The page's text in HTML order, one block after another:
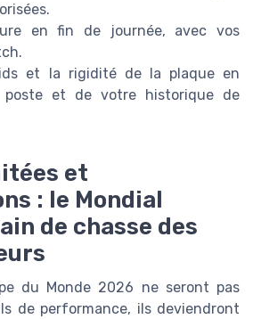
en fin de journée, avec vos
et la rigidité de la plaque en
et de votre historique de
et
: le Mondial
de chasse des
du Monde 2026 ne seront pas
de performance, ils deviendront